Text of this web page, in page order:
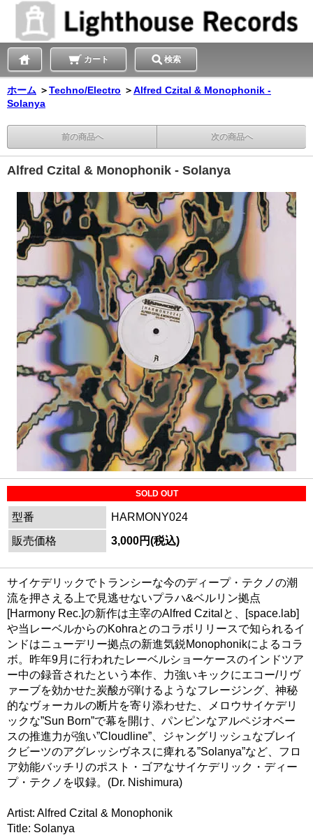
カート 検索
ホーム ＞Techno/Electro ＞Alfred Czital & Monophonik -
Solanya
前の商品へ 次の商品へ
Alfred Czital & Monophonik - Solanya
SOLD OUT
型番
HARMONY024
販売価格
3,000円(税込)
サイケデリックでトランシーな今のディープ・テクノの潮
流を押さえる上で見逃せないプラハ&ベルリン拠点
[Harmony Rec.]の新作は主宰のAlfred Czitalと、[space.lab]
や当レーベルからのKohraとのコラボリリースで知られるイ
ンドはニューデリー拠点の新進気鋭Monophonikによるコラ
ボ。昨年9月に行われたレーベルショーケースのインドツア
ー中の録音されたという本作、力強いキックにエコー/リヴ
ァーブを効かせた炭酸が弾けるようなフレージング、神秘
的なヴォーカルの断片を寄り添わせた、メロウサイケデリ
ックな”Sun Born”で幕を開け、パンピンなアルペジオベー
スの推進力が強い”Cloudline”、ジャングリッシュなブレイ
クビーツのアグレッシヴネスに痺れる”Solanya”など、フロ
ア効能バッチリのポスト・ゴアなサイケデリック・ディー
プ・テクノを収録。(Dr. Nishimura)
Artist: Alfred Czital & Monophonik
Title: Solanya